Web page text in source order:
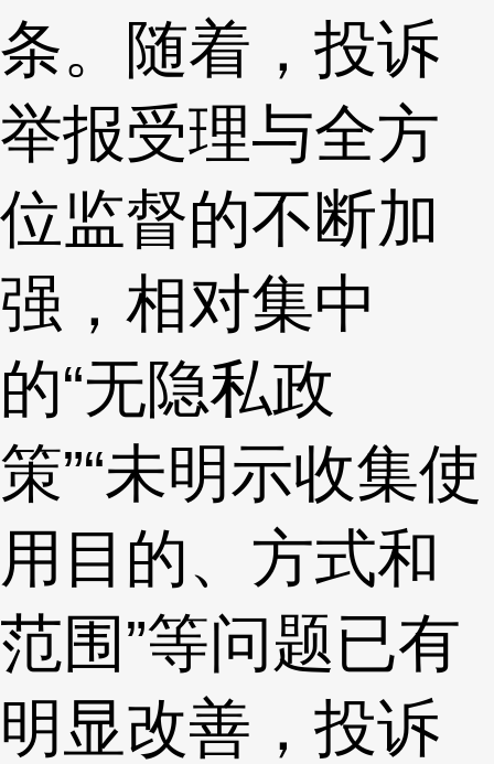
条。随着，投诉
举报受理与全方
位监督的不断加
强，相对集中
的“无隐私政
策”“未明示收集使
用目的、方式和
范围”等问题已有
明显改善，投诉